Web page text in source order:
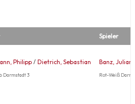
Spieler
Philipp / Dietrich, Sebastian
Darmstadt 3
Banz, Julian
Rot-Weiß